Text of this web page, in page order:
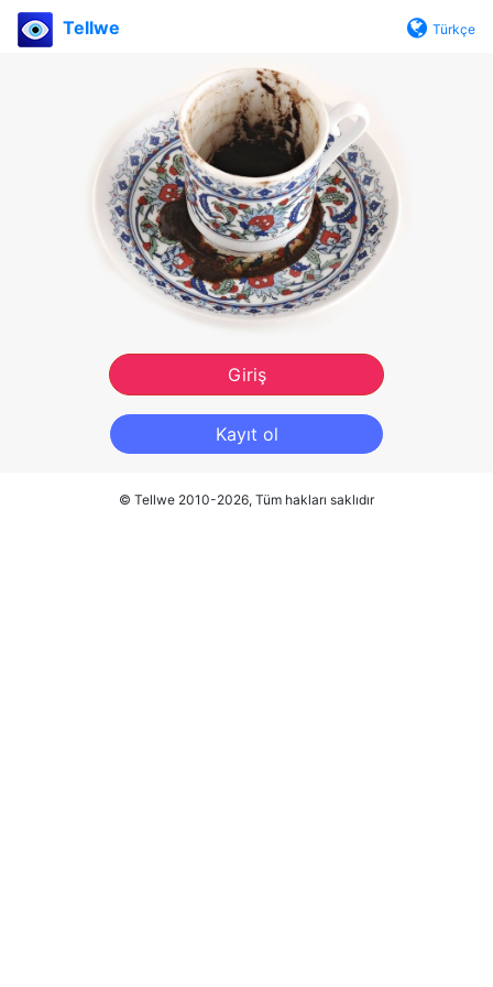
Tellwe Türkçe
Giriş
Kayıt ol
© Tellwe 2010-2026, Tüm hakları saklıdır